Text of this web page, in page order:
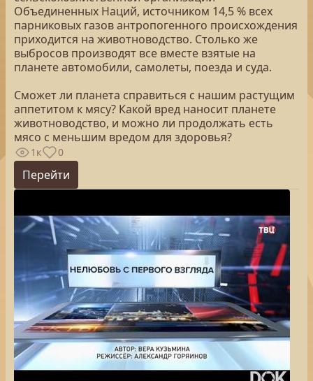
Объединенных Наций, источником 14,5 % всех
парниковых газов антропогенного происхождения
приходится на животноводство. Столько же
выбросов производят все вместе взятые на
планете автомобили, самолеты, поезда и суда.
Сможет ли планета справиться с нашим растущим
аппетитом к мясу? Какой вред наносит планете
животноводство, и можно ли продолжать есть
мясо с меньшим вредом для здоровья?
1к 0
Перейти